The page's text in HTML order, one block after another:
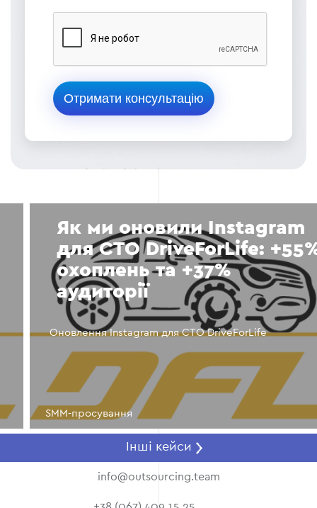
Як ми оновили Instagram
для СТО DriveForLife: +55%
охоплень та +37%
аудиторії
Оновлення Instagram для СТО DriveForLife
SMM-просування
Інші кейси
info@outsourcing.team